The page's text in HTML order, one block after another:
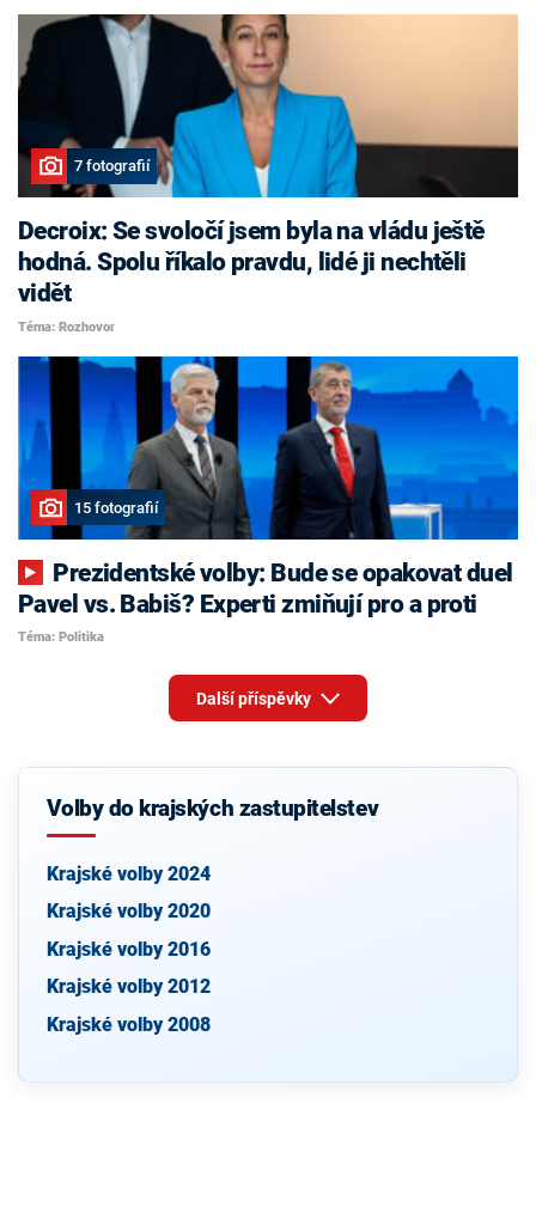
7 fotografií
Decroix: Se svoločí jsem byla na vládu ještě
hodná. Spolu říkalo pravdu, lidé ji nechtěli
vidět
Téma: Rozhovor
15 fotografií
Pavel vs. Babiš? Experti zmiňují pro a proti
Téma: Politika
Další příspěvky
Volby do krajských zastupitelstev
Krajské volby 2024
Krajské volby 2020
Krajské volby 2016
Krajské volby 2012
Krajské volby 2008